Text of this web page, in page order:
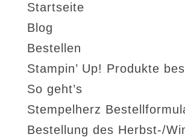
Startseite
Blog
Bestellen
Stampin’ Up! Produkte
So geht’s
Stempelherz
Bestellung des Herbst-/